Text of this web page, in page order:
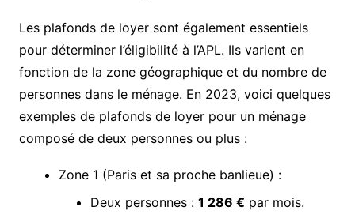
Les plafonds de loyer sont également essentiels
pour déterminer l’éligibilité à l’APL. Ils varient en
fonction de la zone géographique et du nombre de
personnes dans le ménage. En 2023, voici quelques
exemples de plafonds de loyer pour un ménage
composé de deux personnes ou plus :
Zone 1 (Paris et sa proche banlieue) :
Deux personnes : 1 286 € par mois.